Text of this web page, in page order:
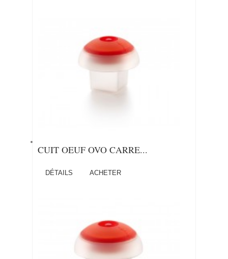
CUIT OEUF OVO CARRE...
DÉTAILS ACHETER